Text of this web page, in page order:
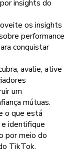
insights do
os insights
performance
conquistar
avalie, ative
um
mútuas.
o que está
e identifique
por meio do
TikTok.